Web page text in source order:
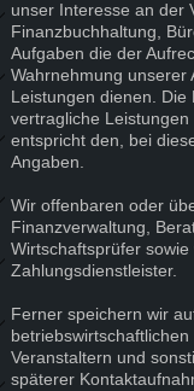
unser Interesse an der
Finanzbuchhaltung,
Aufgaben die der
Wahrnehmung unserer
Leistungen dienen.
vertragliche
entspricht den, bei
Angaben.
Wir offenbaren oder
Finanzverwaltung,
Wirtschaftsprüfer
Zahlungsdienstleister.
Ferner speichern wir
Veranstaltern und
späterer